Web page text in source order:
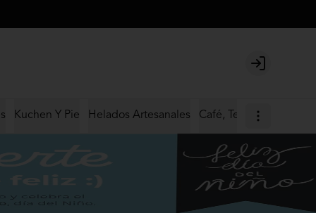
Login
Kuchen Y Pie Helados Artesanales Café, Te Y Chocolate